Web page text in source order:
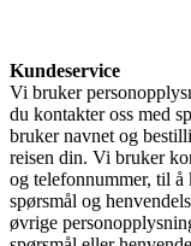
Kundeservice
Vi bruker
du kontakter oss med
bruker navnet og
reisen din. Vi bruker
og telefonnummer, til å
spørsmål og
øvrige